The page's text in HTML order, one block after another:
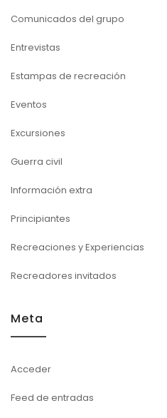
Comunicados del grupo
Entrevistas
Estampas de recreación
Eventos
Excursiones
Guerra civil
Información extra
Principiantes
Recreaciones y Experiencias
Recreadores invitados
Meta
Acceder
Feed de entradas